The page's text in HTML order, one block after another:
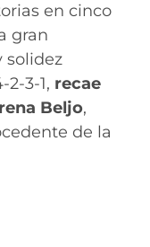
en cinco
gran
solidez
3-1, recae
Beljo,
de la